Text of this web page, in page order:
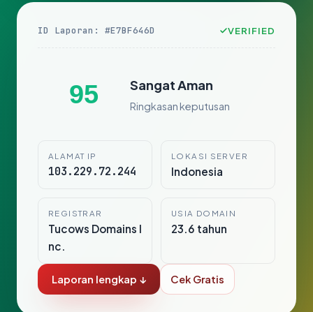
ID Laporan: #E7BF646D VERIFIED
95 Sangat Aman
Ringkasan keputusan
ALAMAT IP
103.229.72.244
LOKASI SERVER
Indonesia
REGISTRAR
Tucows Domains I
nc.
USIA DOMAIN
23.6 tahun
Laporan lengkap ↓ Cek Gratis